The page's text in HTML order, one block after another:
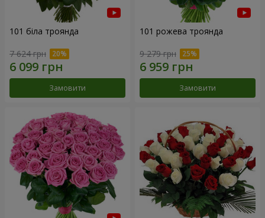
101 біла троянда
7 624 грн
Замовити
101 рожева троянда
9 279 грн
Замовити